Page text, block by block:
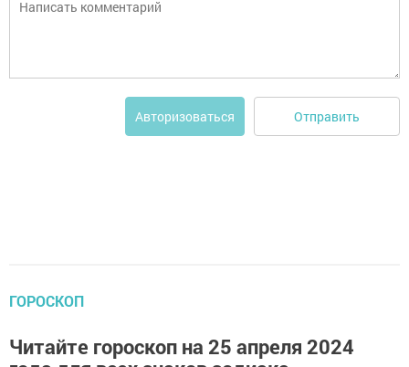
Авторизоваться Отправить
ГОРОСКОП
Читайте гороскоп на 25 апреля 2024